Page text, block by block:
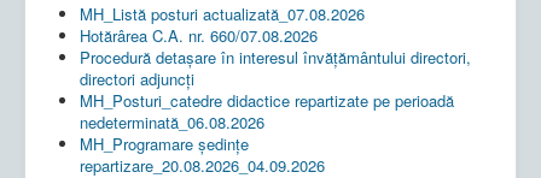
MH_Listă posturi actualizată_07.08.2026
Hotărârea C.A. nr. 660/07.08.2026
Procedură detașare în interesul învățământului directori,
directori adjuncți
MH_Posturi_catedre didactice repartizate pe perioadă
nedeterminată_06.08.2026
MH_Programare ședințe
repartizare_20.08.2026_04.09.2026